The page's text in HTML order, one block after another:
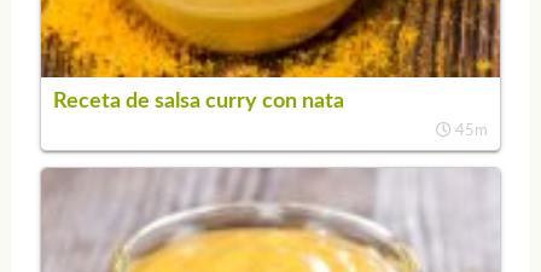
Receta de salsa curry con nata
45m